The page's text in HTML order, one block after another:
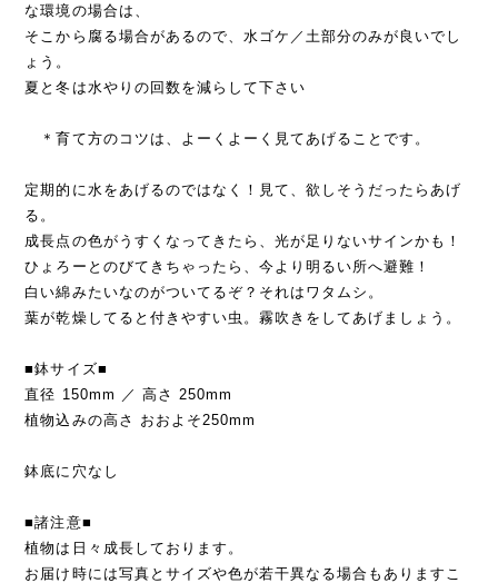
な環境の場合は、
そこから腐る場合があるので、水ゴケ／土部分のみが良いでし
ょう。
夏と冬は水やりの回数を減らして下さい
＊育て方のコツは、よーくよーく見てあげることです。
定期的に水をあげるのではなく！見て、欲しそうだったらあげ
る。
成長点の色がうすくなってきたら、光が足りないサインかも！
ひょろーとのびてきちゃったら、今より明るい所へ避難！
白い綿みたいなのがついてるぞ？それはワタムシ。
葉が乾燥してると付きやすい虫。霧吹きをしてあげましょう。
■鉢サイズ■
直径 150mm ／ 高さ 250mm
植物込みの高さ おおよそ250mm
鉢底に穴なし
■諸注意■
植物は日々成長しております。
お届け時には写真とサイズや色が若干異なる場合もありますこ